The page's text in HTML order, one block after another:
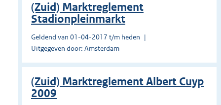
(Zuid) Marktreglement
Stadionpleinmarkt
Geldend van 01-04-2017 t/m heden
Uitgegeven door: Amsterdam
(Zuid) Marktreglement Albert Cuyp
2009